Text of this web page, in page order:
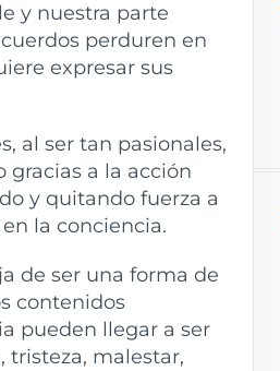
y nuestra parte
perduren en
expresar sus
al ser tan pasionales,
gracias a la acción
y quitando fuerza a
la conciencia.
de ser una forma de
contenidos
pueden llegar a ser
tristeza, malestar,